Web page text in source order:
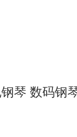
琴 数码钢